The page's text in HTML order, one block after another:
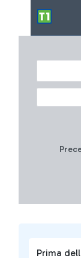
Prima